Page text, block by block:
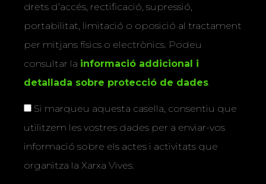
drets d’accés, rectificació, supressió,
portabilitat, limitació o oposició al tractament
per mitjans físics o electrònics. Podeu
consultar la informació addicional i
detallada sobre protecció de dades
Si marqueu aquesta casella, consentiu que
utilitzem les vostres dades per a enviar-vos
informació sobre els actes i activitats que
organitza la Xarxa Vives.